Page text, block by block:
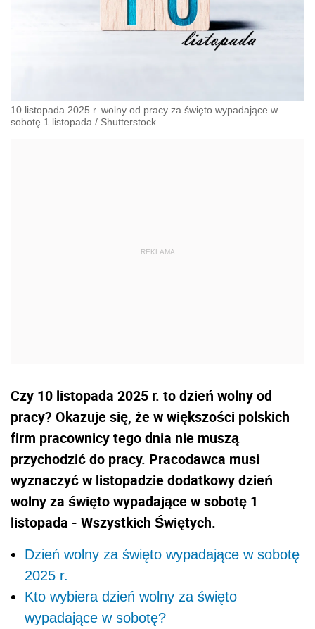
10 listopada 2025 r. wolny od pracy za święto wypadające w
sobotę 1 listopada / Shutterstock
Czy 10 listopada 2025 r. to dzień wolny od
pracy? Okazuje się, że w większości polskich
firm pracownicy tego dnia nie muszą
przychodzić do pracy. Pracodawca musi
wyznaczyć w listopadzie dodatkowy dzień
wolny za święto wypadające w sobotę 1
listopada - Wszystkich Świętych.
Dzień wolny za święto wypadające w sobotę
2025 r.
Kto wybiera dzień wolny za święto
wypadające w sobotę?